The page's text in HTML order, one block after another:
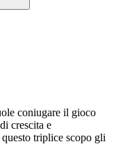
coniugare il gioco
crescita e
triplice scopo gli